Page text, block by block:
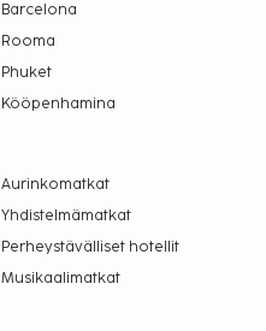
Barcelona
Rooma
Phuket
Kööpenhamina
Aurinkomatkat
Yhdistelmämatkat
Perheystävälliset hotellit
Musikaalimatkat